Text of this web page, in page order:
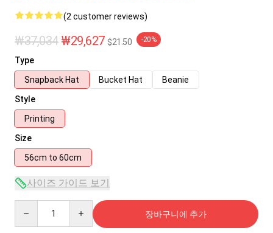
(2 customer reviews)
₩37,034 ₩29,627 $21.50 -20%
Type
Snapback Hat
Bucket Hat
Beanie
Style
Printing
Size
56cm to 60cm
사이즈 가이드 보기
장바구니에 추가